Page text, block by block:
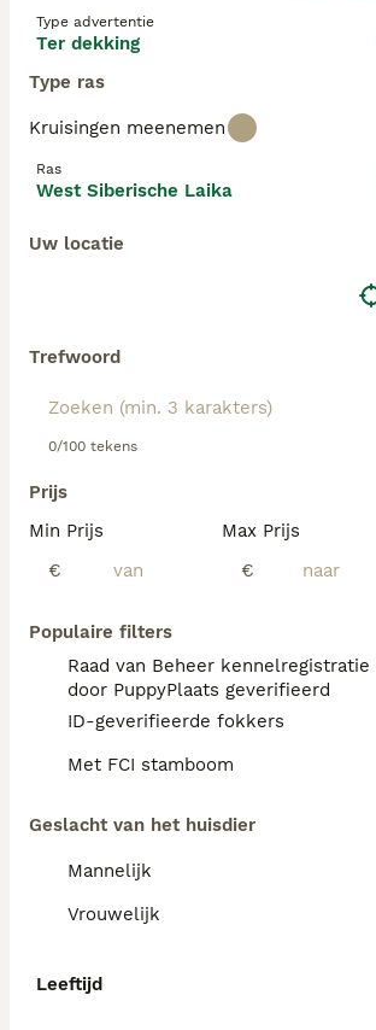
Type advertentie
Ter dekking
Type ras
Kruisingen meenemen
Ras
West Siberische Laika
Uw locatie
Trefwoord
0/100 tekens
Prijs
Min Prijs
€
Max Prijs
€
Populaire filters
Raad van Beheer kennelregistratie
door PuppyPlaats geverifieerd
ID-geverifieerde fokkers
Met FCI stamboom
Geslacht van het huisdier
Mannelijk
Vrouwelijk
Leeftijd